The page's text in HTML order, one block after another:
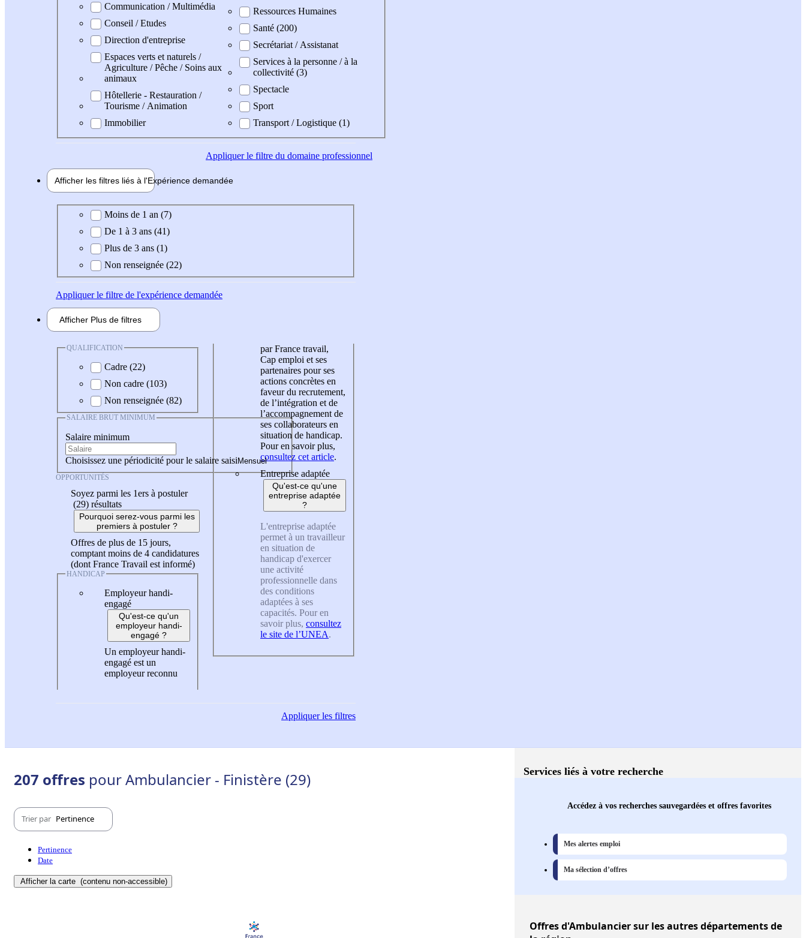
Communication / Multimédia
Conseil / Etudes
Direction d'entreprise
Espaces verts et naturels /
Agriculture / Pêche / Soins aux
animaux
Hôtellerie - Restauration /
Tourisme / Animation
Immobilier
Ressources Humaines
Santé (200)
Secrétariat / Assistanat
Services à la personne / à la
collectivité (3)
Spectacle
Sport
Transport / Logistique (1)
Appliquerle filtre du domaine professionnel
Afficher les filtres liés à l'Expérience demandée
Expérience demandée
Moins de 1 an (7)
De 1 à 3 ans (41)
Plus de 3 ans (1)
Non renseignée (22)
Appliquerle filtre de l'expérience demandée
Afficher Plus de filtres
QUALIFICATION
Cadre (22)
Non cadre (103)
Non renseignée (82)
SALAIRE BRUT MINIMUM
Salaire minimum
Choisissez une périodicité pour le salaire saisi
OPPORTUNITÉS
Soyez parmi les 1ers à postuler
(29) résultats
Pourquoi serez-vous parmi les
premiers à postuler ?
Offres de plus de 15 jours,
comptant moins de 4 candidatures
(dont France Travail est informé)
HANDICAP
Employeur handi-
engagé
Qu'est-ce qu'un
employeur handi-
engagé ?
Un employeur handi-
engagé est un
employeur reconnu
par France travail,
Cap emploi et ses
partenaires pour ses
actions concrètes en
faveur du recrutement,
de l’intégration et de
l’accompagnement de
ses collaborateurs en
situation de handicap.
Pour en savoir plus,
consultez cet article.
Entreprise adaptée
Qu'est-ce qu'une
entreprise adaptée
?
L'entreprise adaptée
permet à un travailleur
en situation de
handicap d'exercer
une activité
professionnelle dans
des conditions
adaptées à ses
capacités. Pour en
savoir plus, consultez
le site de l’UNEA.
Appliquerles filtres
207 offres pour Ambulancier - Finistère (29)
Trier par Pertinence
Pertinence
Date
Afficher la carte (contenu non-accessible)
Services liés à votre recherche
Accédez à vos recherches sauvegardées et offres favorites
Mes alertes emploi
Ma sélection d’offres
Offresd'Ambulancier sur les autres départements de